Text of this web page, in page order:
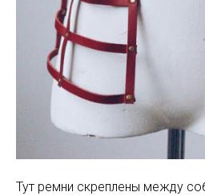
Тут ремни скреплены между